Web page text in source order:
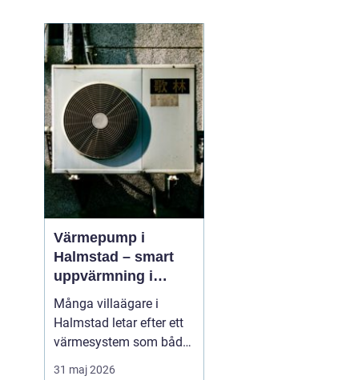
altan vill de flesta u...
Värmepump i
Halmstad – smart
uppvärmning i
kustklimat
Många villaägare i
Halmstad letar efter ett
värmesystem som både
sänker kostnaderna och
31 maj 2026